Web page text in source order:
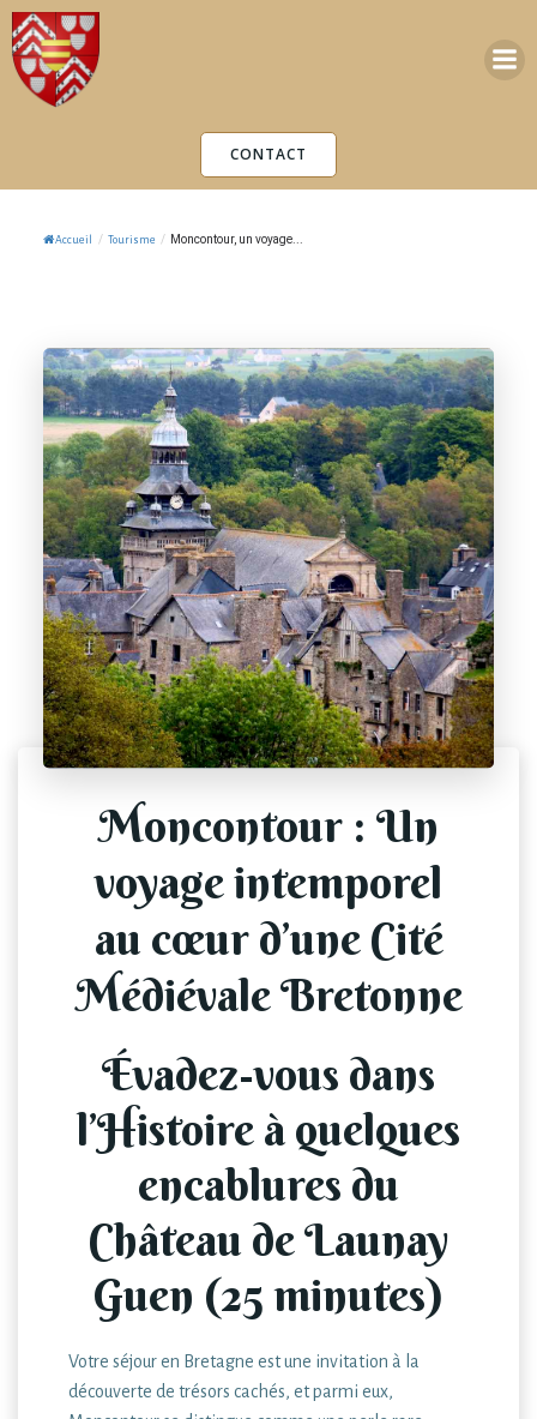
CONTACT
Accueil / Tourisme / Moncontour, un voyage...
Moncontour : Un
voyage intemporel
au cœur d’une Cité
Médiévale Bretonne
Évadez-vous dans
l’Histoire à quelques
encablures du
Château de Launay
Guen (25 minutes)
Votre séjour en Bretagne est une invitation à la
découverte de trésors cachés, et parmi eux,